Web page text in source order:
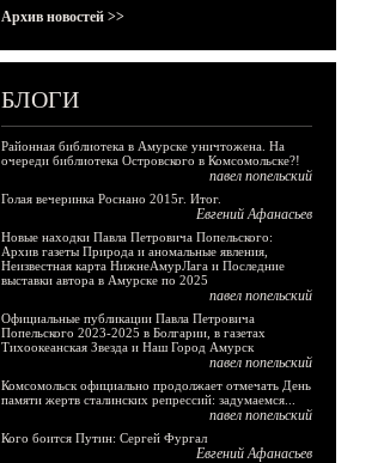
Архив новостей >>
БЛОГИ
Районная библиотека в Амурске уничтожена. На
очереди библиотека Островского в Комсомольске?!
павел попельский
Голая вечеринка Роснано 2015г. Итог.
Евгений Афанасьев
Новые находки Павла Петровича Попельского:
Архив газеты Природа и аномальные явления,
Неизвестная карта НижнеАмурЛага и Последние
выставки автора в Амурске по 2025
павел попельский
Официальные публикации Павла Петровича
Попельского 2023-2025 в Болгарии, в газетах
Тихоокеанская Звезда и Наш Город Амурск
павел попельский
Комсомольск официально продолжает отмечать День
памяти жертв сталинских репрессий: задумаемся...
павел попельский
Кого боится Путин: Сергей Фургал
Евгений Афанасьев